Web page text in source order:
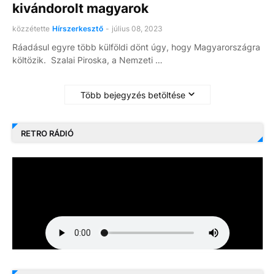
kivándorolt magyarok
közzétette Hírszerkesztő - július 08, 2023
Ráadásul egyre több külföldi dönt úgy, hogy Magyarországra
költözik. Szalai Piroska, a Nemzeti …
Több bejegyzés betöltése
RETRO RÁDIÓ